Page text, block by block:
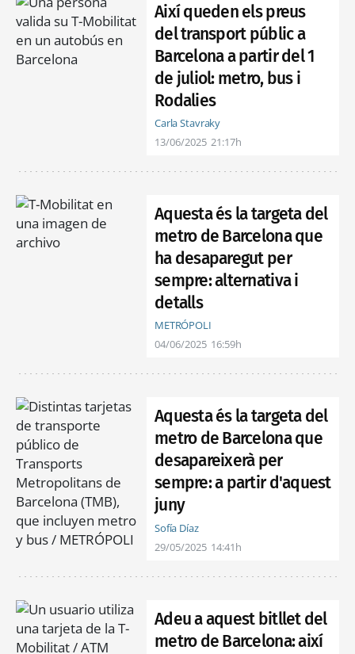
Així queden els preus
del transport públic a
Barcelona a partir del 1
de juliol: metro, bus i
Rodalies
Carla Stavraky
13/06/2025 21:17h
Aquesta és la targeta del
metro de Barcelona que
ha desaparegut per
sempre: alternativa i
detalls
METRÓPOLI
04/06/2025 16:59h
Aquesta és la targeta del
metro de Barcelona que
desapareixerà per
sempre: a partir d'aquest
juny
Sofía Díaz
29/05/2025 14:41h
Adeu a aquest bitllet del
metro de Barcelona: així